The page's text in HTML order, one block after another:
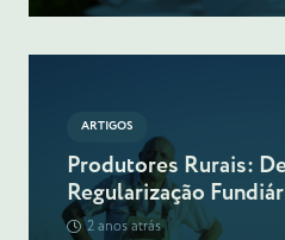
ARTIGOS
Produtores Rurais:
Regularização
2 anos atrás